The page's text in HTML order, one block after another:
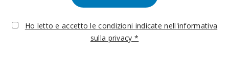
Ho letto e accetto le condizioni indicate nell'informativa
sulla privacy *